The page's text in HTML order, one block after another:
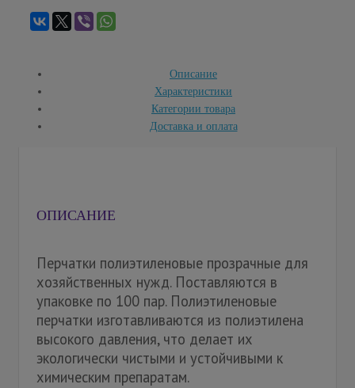
Описание
Характеристики
Категории товара
Доставка и оплата
ОПИСАНИЕ
Перчатки полиэтиленовые прозрачные для
хозяйственных нужд. Поставляются в
упаковке по 100 пар. Полиэтиленовые
перчатки изготавливаются из полиэтилена
высокого давления, что делает их
экологически чистыми и устойчивыми к
химическим препаратам.